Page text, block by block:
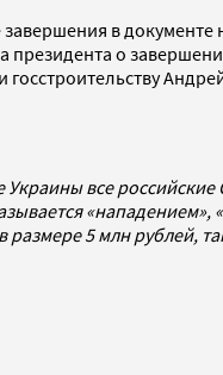
в
президента о
все
«нападением»,
5 млн рублей,